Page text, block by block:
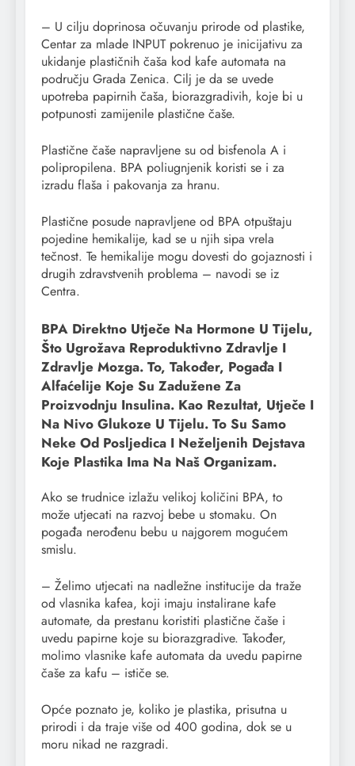
– U cilju doprinosa očuvanju prirode od plastike,
Centar za mlade INPUT pokrenuo je inicijativu za
ukidanje plastičnih čaša kod kafe automata na
području Grada Zenica. Cilj je da se uvede
upotreba papirnih čaša, biorazgradivih, koje bi u
potpunosti zamijenile plastične čaše.
Plastične čaše napravljene su od bisfenola A i
polipropilena. BPA poliugnjenik koristi se i za
izradu flaša i pakovanja za hranu.
Plastične posude napravljene od BPA otpuštaju
pojedine hemikalije, kad se u njih sipa vrela
tečnost. Te hemikalije mogu dovesti do gojaznosti i
drugih zdravstvenih problema – navodi se iz
Centra.
BPA Direktno Utječe Na Hormone U Tijelu,
Što Ugrožava Reproduktivno Zdravlje I
Zdravlje Mozga. To, Također, Pogađa I
Alfaćelije Koje Su Zadužene Za
Proizvodnju Insulina. Kao Rezultat, Utječe I
Na Nivo Glukoze U Tijelu. To Su Samo
Neke Od Posljedica I Neželjenih Dejstava
Koje Plastika Ima Na Naš Organizam.
Ako se trudnice izlažu velikoj količini BPA, to
može utjecati na razvoj bebe u stomaku. On
pogađa nerođenu bebu u najgorem mogućem
smislu.
– Želimo utjecati na nadležne institucije da traže
od vlasnika kafea, koji imaju instalirane kafe
automate, da prestanu koristiti plastične čaše i
uvedu papirne koje su biorazgradive. Također,
molimo vlasnike kafe automata da uvedu papirne
čaše za kafu – ističe se.
Opće poznato je, koliko je plastika, prisutna u
prirodi i da traje više od 400 godina, dok se u
moru nikad ne razgradi.